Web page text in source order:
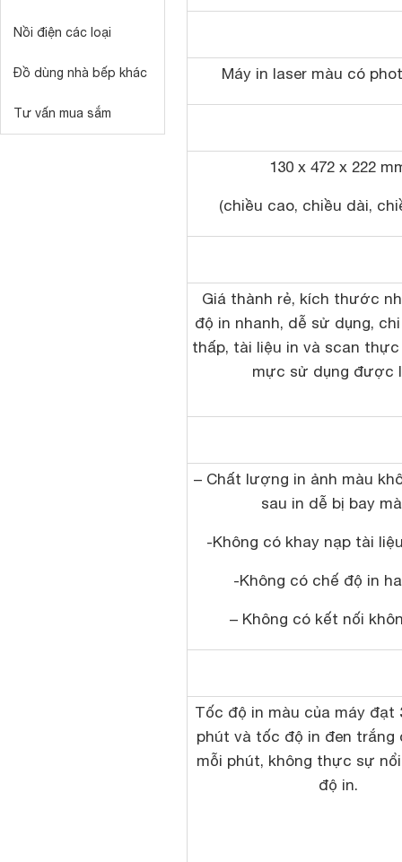
Nồi điện các loại
Đồ dùng nhà bếp khác
Tư vấn mua sắm
Máy in laser màu có
130 x 472 x 222
(chiều cao, chiều dài,
Giá thành rẻ, kích thước
độ in nhanh, dễ sử dụng,
thấp, tài liệu in và scan
mực sử dụng được
– Chất lượng in ảnh màu
sau in dễ bị bay
-Không có khay nạp tài
-Không có chế độ in
– Không có kết nối
Tốc độ in màu của máy đạt
phút và tốc độ in đen trắng
mỗi phút, không thực sự
độ in.